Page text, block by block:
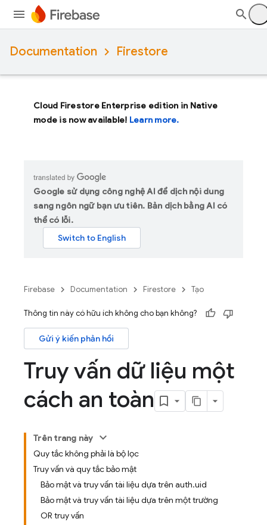
Documentation Firestore
Cloud Firestore Enterprise edition in Native
mode is now available! Learn more.
Google sử dụng công nghệ AI để dịch nội dung
sang ngôn ngữ bạn ưu tiên. Bản dịch bằng AI có
thể có lỗi.
Firebase Documentation Firestore Tạo
Thông tin này có hữu ích không cho bạn không?
Gửi ý kiến phản hồi
Truy vấn dữ liệu một
cách an toàn
Trên trang này
Quy tắc không phải là bộ lọc
Truy vấn và quy tắc bảo mật
Bảo mật và truy vấn tài liệu dựa trên auth.uid
Bảo mật và truy vấn tài liệu dựa trên một trường
OR truy vấn